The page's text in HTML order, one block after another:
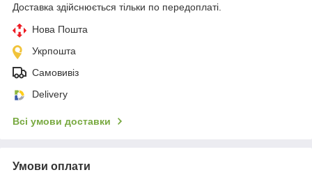
Доставка здійснюється тільки по передоплаті.
Нова Пошта
Укрпошта
Самовивіз
Delivery
Всі умови доставки
Умови оплати